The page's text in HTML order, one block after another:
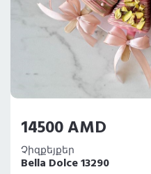
14500 AMD
Չիզքեյքեր
Bella Dolce 13290